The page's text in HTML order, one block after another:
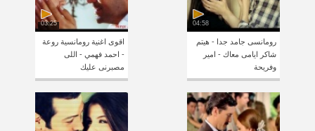
04:58
رومانسى جامد جدا - هيتم
شاكر ايامى معاك - امير
وفريحة
03:25
اقوى اغنية رومانسية روعة
- احمد فهمي - اللى
مصبرنى عليك